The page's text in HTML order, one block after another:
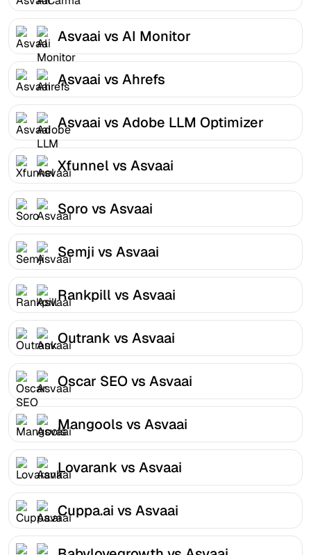
Asvaai vs AI Monitor
Asvaai vs Ahrefs
Asvaai vs Adobe LLM Optimizer
Xfunnel vs Asvaai
Soro vs Asvaai
Semji vs Asvaai
Rankpill vs Asvaai
Outrank vs Asvaai
Oscar SEO vs Asvaai
Mangools vs Asvaai
Lovarank vs Asvaai
Cuppa.ai vs Asvaai